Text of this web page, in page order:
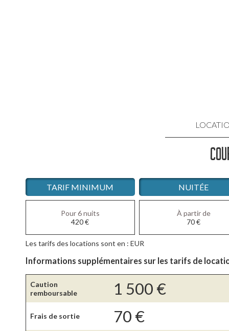
TARIF MINIMUM NUITÉE
Pour 6 nuits
420 €
À partir de
70 €
Les tarifs des locations sont en : EUR
Informations supplémentaires sur les tarifs de
Caution
remboursable
1 500 €
Frais de sortie 70 €